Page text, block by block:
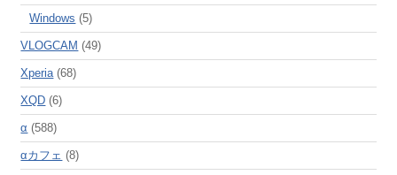
Windows (5)
VLOGCAM (49)
Xperia(68)
XQD (6)
α (588)
αカフェ (8)